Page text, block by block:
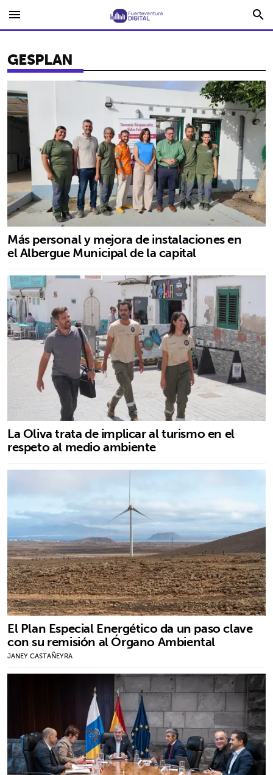
menu search
GESPLAN
Más personal y mejora de instalaciones en
el Albergue Municipal de la capital
La Oliva trata de implicar al turismo en el
respeto al medio ambiente
El Plan Especial Energético da un paso clave
con su remisión al Órgano Ambiental
JANEY CASTAÑEYRA